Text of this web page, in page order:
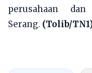
perusahaan
Serang. (Tolib/